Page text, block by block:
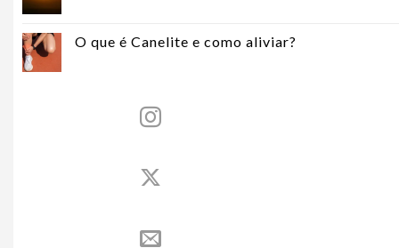
O que é Canelite e como aliviar?